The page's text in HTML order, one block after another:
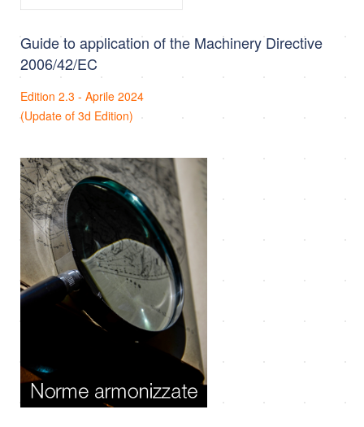
Guide to application of the Machinery Directive
2006/42/EC
Edition 2.3 - Aprile 2024
(Update of 3d Edition)